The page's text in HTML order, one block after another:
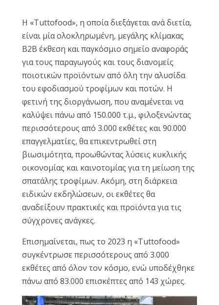
Η «Tuttofood», η οποία διεξάγεται ανά διετία,
είναι μία ολοκληρωμένη, μεγάλης κλίμακας
Β2Β έκθεση και παγκόσμιο σημείο αναφοράς
για τους παραγωγούς και τους διανομείς
ποιοτικών προϊόντων από όλη την αλυσίδα
του εφοδιασμού τροφίμων και ποτών. Η
φετινή της διοργάνωση, που αναμένεται να
καλύψει πάνω από 150.000 τ.μ., φιλοξενώντας
περισσότερους από 3.000 εκθέτες και 90.000
επαγγελματίες, θα επικεντρωθεί στη
βιωσιμότητα, προωθώντας λύσεις κυκλικής
οικονομίας και καινοτομίας για τη μείωση της
σπατάλης τροφίμων. Ακόμη, στη διάρκεια
ειδικών εκδηλώσεων, οι εκθέτες θα
αναδείξουν πρακτικές και προϊόντα για τις
σύγχρονες ανάγκες.
Επισημαίνεται, πως το 2023 η «Tuttofood»
συγκέντρωσε περισσότερους από 3.000
εκθέτες από όλον τον κόσμο, ενώ υποδέχθηκε
πάνω από 83.000 επισκέπτες από 143 χώρες.